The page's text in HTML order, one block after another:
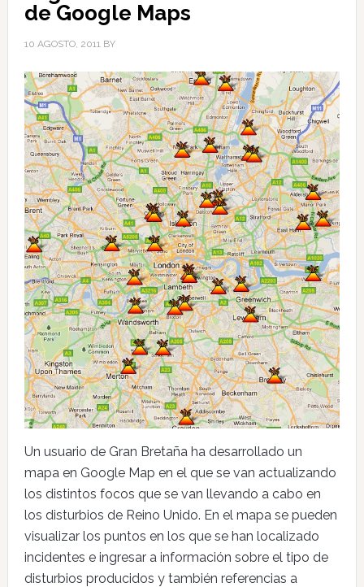
de Google Maps
10 AGOSTO, 2011 BY
Un usuario de Gran Bretaña ha desarrollado un
mapa en Google Map en el que se van actualizando
los distintos focos que se van llevando a cabo en
los disturbios de Reino Unido. En el mapa se pueden
visualizar los puntos en los que se han localizado
incidentes e ingresar a información sobre el tipo de
disturbios producidos y también referencias a